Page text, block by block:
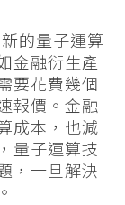
的量子運算
金融衍生產
要花費幾個
報價。金融
成本，也減
量子運算技
，一旦解決